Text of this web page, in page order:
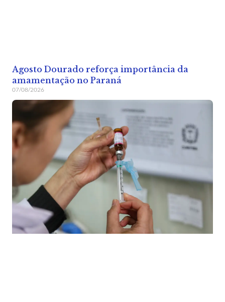
Agosto Dourado reforça importância da
amamentação no Paraná
07/08/2026